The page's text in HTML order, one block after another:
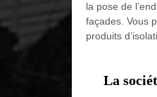
la pose de
façades. Vous
produits
La